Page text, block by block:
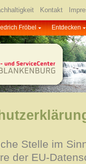
Kontakt
Fröbel Entdecken
Stelle im
der EU-